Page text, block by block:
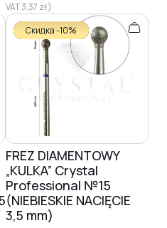
VAT3,37 zł)
Скидка -10%
FREZ DIAMENTOWY
„KULKA” Crystal
Professional №15
(NIEBIESKIE NACIĘCIE
3,5 mm)